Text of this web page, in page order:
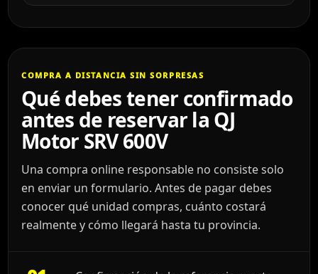
COMPRA A DISTANCIA SIN SORPRESAS
Qué debes tener confirmado
antes de reservar la QJ
Motor SRV 600V
Una compra online responsable no consiste solo
en enviar un formulario. Antes de pagar debes
conocer qué unidad compras, cuánto costará
realmente y cómo llegará hasta tu provincia.